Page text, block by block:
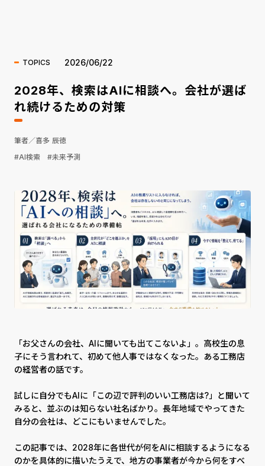
TOPICS 2026/06/22
2028年、検索はAIに相談へ。会社が選ば
れ続けるための対策
筆者／喜多 辰徳
#AI検索
#未来予測
「お父さんの会社、AIに聞いても出てこないよ」。高校生の息
子にそう言われて、初めて他人事ではなくなった。ある工務店
の経営者の話です。
試しに自分でもAIに「この辺で評判のいい工務店は?」と聞いて
みると、並ぶのは知らない社名ばかり。長年地域でやってきた
自分の会社は、どこにもいませんでした。
この記事では、2028年に各世代が何をAIに相談するようになる
のかを具体的に描いたうえで、地方の事業者が今から何をすべ